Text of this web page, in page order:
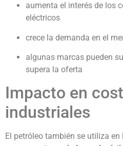
aumenta el interés de los
eléctricos
crece la demanda en el
algunas marcas pueden
supera la oferta
Impacto en
industriales
El petróleo también se utiliza